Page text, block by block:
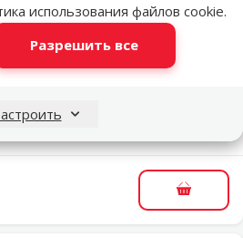
использования файлов cookie.
Разрешить все
памперс для собак –
reusable diapers for male dogs,
0%
цена
В